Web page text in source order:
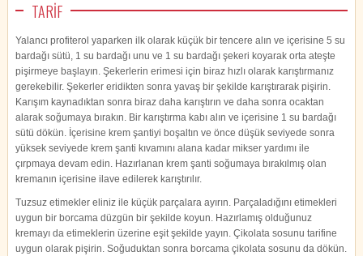
TARİF
Yalancı profiterol yaparken ilk olarak küçük bir tencere alın ve içerisine 5 su
bardağı sütü, 1 su bardağı unu ve 1 su bardağı şekeri koyarak orta ateşte
pişirmeye başlayın. Şekerlerin erimesi için biraz hızlı olarak karıştırmanız
gerekebilir. Şekerler eridikten sonra yavaş bir şekilde karıştırarak pişirin.
Karışım kaynadıktan sonra biraz daha karıştırın ve daha sonra ocaktan
alarak soğumaya bırakın. Bir karıştırma kabı alın ve içerisine 1 su bardağı
sütü dökün. İçerisine krem şantiyi boşaltın ve önce düşük seviyede sonra
yüksek seviyede krem şanti kıvamını alana kadar mikser yardımı ile
çırpmaya devam edin. Hazırlanan krem şanti soğumaya bırakılmış olan
kremanın içerisine ilave edilerek karıştırılır.
Tuzsuz etimekler eliniz ile küçük parçalara ayırın. Parçaladığını etimekleri
uygun bir borcama düzgün bir şekilde koyun. Hazırlamış olduğunuz
kremayı da etimeklerin üzerine eşit şekilde yayın. Çikolata sosunu tarifine
uygun olarak pişirin. Soğuduktan sonra borcama çikolata sosunu da dökün.